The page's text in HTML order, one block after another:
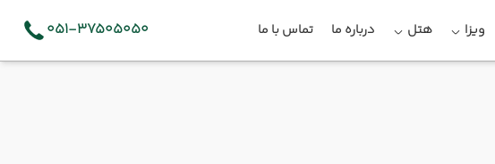
ویزا هتل درباره ما تماس با ما
051-37505050